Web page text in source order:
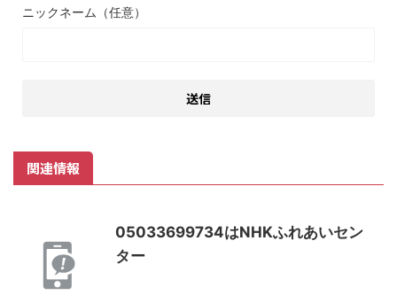
ニックネーム（任意）
関連情報
05033699734はNHKふれあいセン
ター